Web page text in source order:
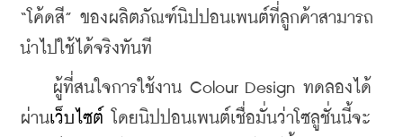
“โค้ดสี” ของผลิตภัณฑ์นิปปอนเพนต์ที่ลูกค้าสามารถ
นำไปใช้ได้จริงทันที
ผู้ที่สนใจการใช้งาน Colour Design ทดลองได้
ผ่านเว็บไซต์ โดยนิปปอนเพนต์เชื่อมั่นว่าโซลูชั่นนี้จะ